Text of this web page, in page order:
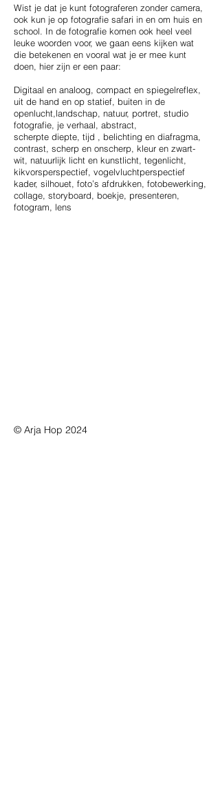
Wist je dat je kunt fotograferen zonder camera,
ook kun je op fotografie safari in en om huis en
school. In de fotografie komen ook heel veel
leuke woorden voor, we gaan eens kijken wat
die betekenen en vooral wat je er mee kunt
doen, hier zijn er een paar:
Digitaal en analoog, compact en spiegelreflex,
uit de hand en op statief, buiten in de
openlucht,landschap, natuur, portret, studio
fotografie, je verhaal, abstract,
scherpte diepte, tijd , belichting en diafragma,
contrast, scherp en onscherp, kleur en zwart-
wit, natuurlijk licht en kunstlicht, tegenlicht,
kikvorsperspectief, vogelvluchtperspectief
kader, silhouet, foto’s afdrukken, fotobewerking,
collage, storyboard, boekje, presenteren,
fotogram, lens
© Arja Hop 2024